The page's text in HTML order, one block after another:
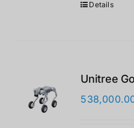
Details
Unitree